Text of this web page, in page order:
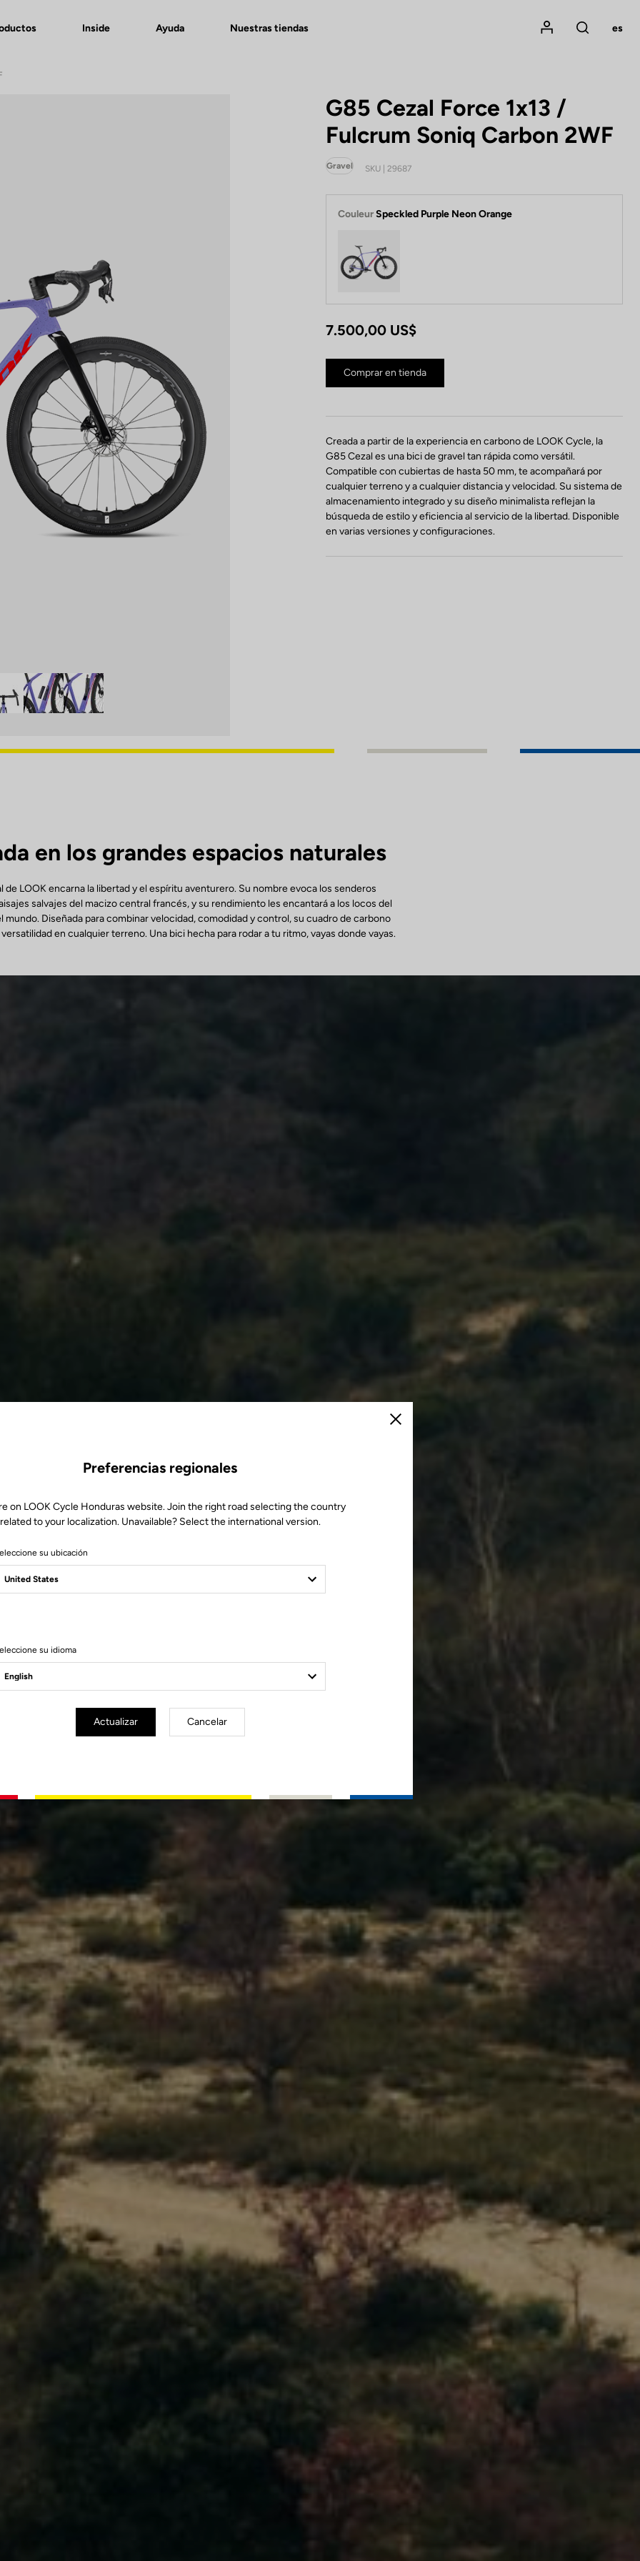
Inside Ayuda Nuestras tiendas
Mon compte
Rechercher
es
G85 Cezal Force 1x13 /
Fulcrum Soniq Carbon 2WF
Gravel SKU | 29687
CouleurSpeckled Purple Neon Orange
7.500,00 US$
Comprar en tienda
Creada a partir de la experiencia en carbono de LOOK Cycle, la
G85 Cezal es una bici de gravel tan rápida como versátil.
Compatible con cubiertas de hasta 50 mm, te acompañará por
cualquier terreno y a cualquier distancia y velocidad. Su sistema de
almacenamiento integrado y su diseño minimalista reflejan la
búsqueda de estilo y eficiencia al servicio de la libertad. Disponible
en varias versiones y configuraciones.
en los grandes espacios naturales
de LOOK encarna la libertad y el espíritu aventurero. Su nombre evoca los senderos
salvajes del macizo central francés, y su rendimiento les encantará a los locos del
mundo. Diseñada para combinar velocidad, comodidad y control, su cuadro de carbono
en cualquier terreno. Una bici hecha para rodar a tu ritmo, vayas donde vayas.
Cerrar
Preferencias regionales
on LOOK Cycle Honduras website. Join the right road selecting the country
related to your localization. Unavailable? Select the international version.
su ubicación
su idioma
Actualizar Cancelar